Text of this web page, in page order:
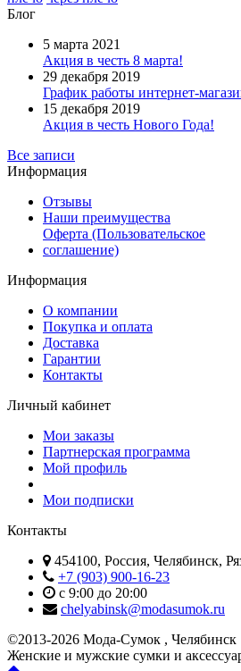
Блог
5 марта 2021
Акция в честь 8 марта!
29 декабря 2019
График работы интернет-
15 декабря 2019
Акция в честь Нового Года!
Все записи
Информация
Отзывы
Наши преимущества
Оферта (Пользовательское
соглашение)
Информация
О компании
Покупка и оплата
Доставка
Гарантии
Контакты
Личный кабинет
Мои заказы
Партнерская программа
Мой профиль
Мои подписки
Контакты
454100, Россия, Челябинск,
+7 (903) 900-16-23
с 9:00 до 20:00
chelyabinsk@modasumok.ru
©2013-2026 Мода-Сумок , Челябинск
Женские и мужские сумки и